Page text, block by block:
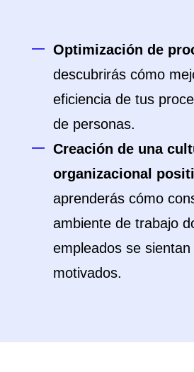
Optimización de
descubrirás cómo
eficiencia de tus
de personas.
Creación de una
organizacional
aprenderás cómo
ambiente de trabajo
empleados se
motivados.